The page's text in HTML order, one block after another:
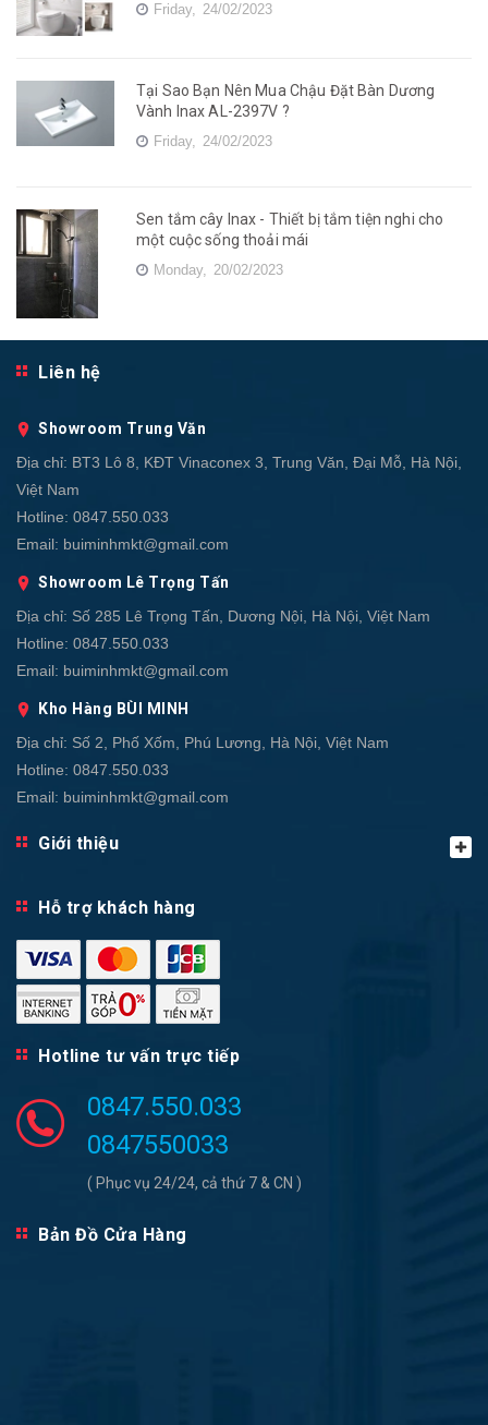
Friday, 24/02/2023
Tại Sao Bạn Nên Mua Chậu Đặt Bàn Dương
Vành Inax AL-2397V ?
Friday, 24/02/2023
Sen tắm cây Inax - Thiết bị tắm tiện nghi cho
một cuộc sống thoải mái
Monday, 20/02/2023
Liên hệ
Showroom Trung Văn
Địa chỉ: BT3 Lô 8, KĐT Vinaconex 3, Trung Văn, Đại Mỗ, Hà Nội,
Việt Nam
Hotline: 0847.550.033
Email: buiminhmkt@gmail.com
Showroom Lê Trọng Tấn
Địa chỉ: Số 285 Lê Trọng Tấn, Dương Nội, Hà Nội, Việt Nam
Hotline: 0847.550.033
Email: buiminhmkt@gmail.com
Kho Hàng BÙI MINH
Địa chỉ: Số 2, Phố Xốm, Phú Lương, Hà Nội, Việt Nam
Hotline: 0847.550.033
Email: buiminhmkt@gmail.com
Giới thiệu
Hỗ trợ khách hàng
Hotline tư vấn trực tiếp
0847.550.033
0847550033
( Phục vụ 24/24, cả thứ 7 & CN )
Bản Đồ Cửa Hàng